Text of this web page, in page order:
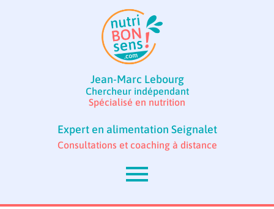
Jean-Marc Lebourg
Chercheur indépendant
Spécialisé en nutrition
Expert en alimentation Seignalet
Consultations et coaching à distance